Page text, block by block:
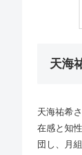
天海
天海祐希
在感と知
団し、月